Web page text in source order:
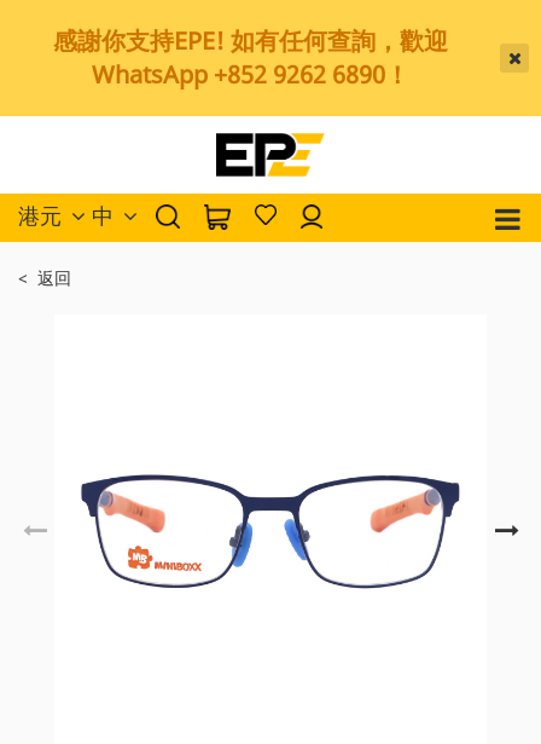
感謝你支持EPE! 如有任何查詢，歡迎
WhatsApp +852 9262 6890！
港元 中
< 返回